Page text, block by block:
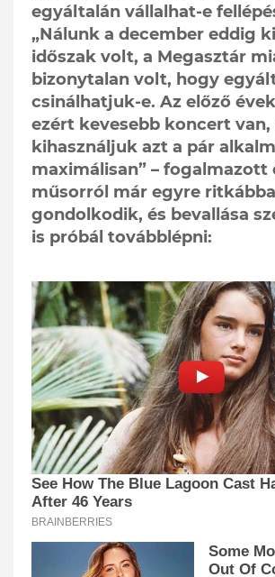
egyáltalán vállalhat-e
„Nálunk a december eddig
időszak volt, a Megasztár
bizonytalan volt, hogy
csinálhatjuk-e. Az előző
ezért kevesebb koncert van,
kihasználjuk azt a pár
maximálisan” – fogalmazott
műsorról már egyre
gondolkodik, és bevallása
is próbál továbblépni: